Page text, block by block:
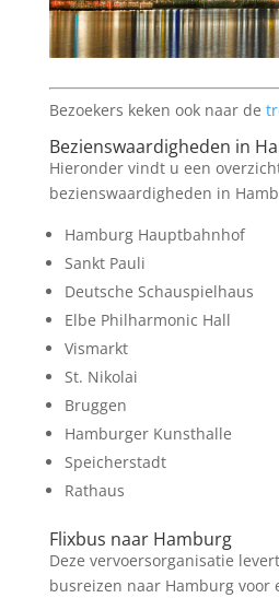
Bezoekers keken ook naar de
Bezienswaardigheden in
Hieronder vindt u een
bezienswaardigheden in
Hamburg Hauptbahnhof
Sankt Pauli
Deutsche Schauspielhaus
Elbe Philharmonic Hall
Vismarkt
St. Nikolai
Bruggen
Hamburger Kunsthalle
Speicherstadt
Rathaus
Flixbus naar Hamburg
Deze vervoersorganisatie
busreizen naar Hamburg voor